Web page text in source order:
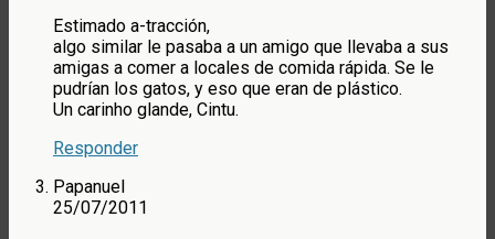
Estimado a-tracción,
algo similar le pasaba a un amigo que llevaba a sus
amigas a comer a locales de comida rápida. Se le
pudrían los gatos, y eso que eran de plástico.
Un carinho glande, Cintu.
Responder
Papanuel
25/07/2011